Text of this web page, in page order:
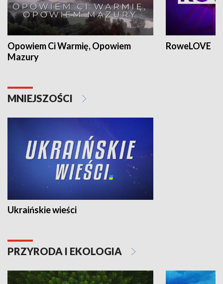
Opowiem Ci Warmię, Opowiem
Mazury
RoweLOVE
MNIEJSZOŚCI
Ukraińskie wieści
PRZYRODA I EKOLOGIA